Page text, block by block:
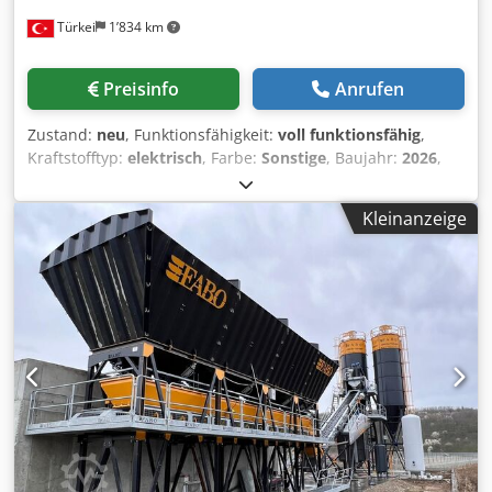
• Wasserverwiegungsbunker • Zementverwiegungsbunker
• Kompressor • Zementschnecke • Schraubbares
Zementsilo • Obenfilter, Sicherheitsventil und Zubehör
• Steuer- und Leistungsschrank FÜR WEITERE
INFORMATIONEN KONTAKTIEREN SIE UNS GERNE
Türkei 1’834 km
Preisinfo Anrufen
Zustand: neu, Funktionsfähigkeit: voll funktionsfähig,
Kraftstofftyp: elektrisch, Farbe: Sonstige, Baujahr: 2026,
*Alle unsere Produkte werden mit Sorgfalt hergestellt und
sind mit einer 1-jährigen Garantie abgedeckt! *Montage
und Bedienerschulung KOSTENLOS Die stationären
Betonmischanlagen der COMPACT-Serie bieten für
sämtliche Anforderungen praxisnahe und effiziente
Lösungen. Stationäre Betonmischanlagen erreichen
problemlos und effizient hohe Produktionskapazitäten von
homogenen Betonmischungen. Die COMPACT-Serie
zeichnet sich durch ein einfaches Bedienkonzept und die
niedrigsten Investitionskosten aus. Darüber hinaus sorgt
die Anlage für eine präzise Nutzung der
Unternehmensressourcen, sodass die Zeitersparnis direkt
in höhere Erträge umgesetzt werden kann. TECHNISCHE
DATEN: Modell: COMPACT 110 Produktionskapazität: 100
Kleinanzeige